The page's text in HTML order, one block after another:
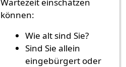
können:
Wie alt sind Sie?
Sind Sie allein
eingebürgert oder